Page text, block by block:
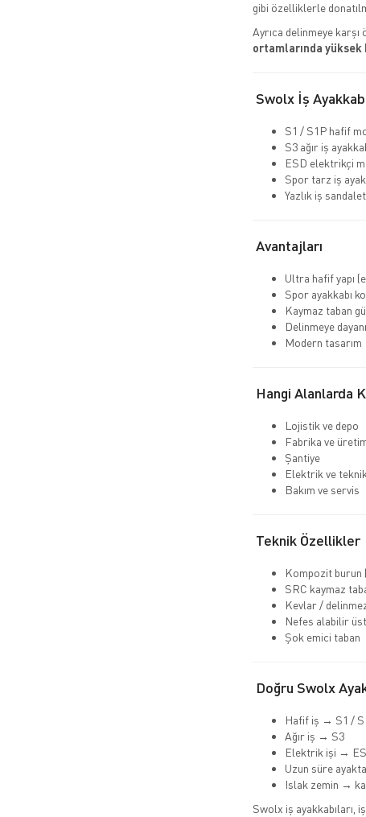
gibi özelliklerle
Ayrıca delinmeye
ortamlarında
Swolx İş
S1 / S1P hafif
S3 ağır iş
ESD elektrikçi
Spor tarz iş
Yazlık iş
Avantajları
Ultra hafif yapı
Spor ayakkabı
Kaymaz taban
Delinmeye
Modern tasarım
Hangi Alanlarda
Lojistik ve depo
Fabrika ve
Şantiye
Elektrik ve
Bakım ve servis
Teknik Özellikler
Kompozit burun
SRC kaymaz
Kevlar /
Nefes alabilir
Şok emici taban
Doğru Swolx
Hafif iş → S1 /
Ağır iş → S3
Elektrik işi →
Uzun süre
Islak zemin →
Swolx iş ayakkabıları,